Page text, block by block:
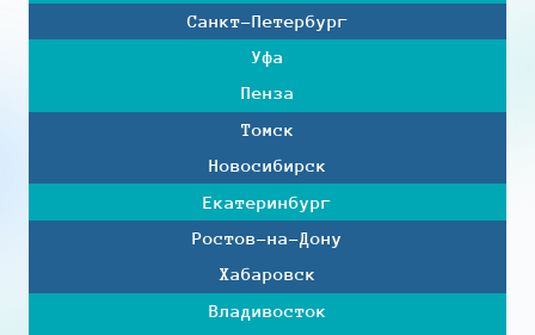
Санкт-Петербург
Уфа
Пенза
Томск
Новосибирск
Екатеринбург
Ростов-на-Дону
Хабаровск
Владивосток